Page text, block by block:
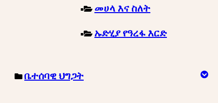
መሀላ እና ስለት
ኡድሂያ የዓረፋ እርድ
ቤተሰባዊ ህግጋት